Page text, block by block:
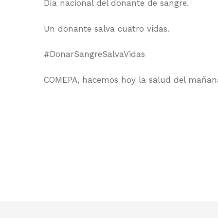
Día nacional del donante de sangre.
Un donante salva cuatro vidas.
#DonarSangreSalvaVidas
COMEPA, hacemos hoy la salud del